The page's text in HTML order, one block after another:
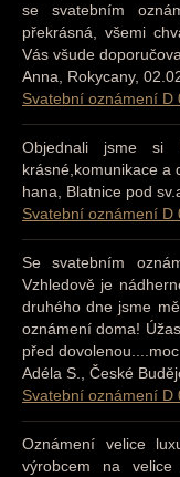
se svatebním
překrásná, všemi
Vás všude
Anna, Rokycany,
Svatební oznámení D
Objednali jsme si
krásné,komunikace a
hana, Blatnice pod
Svatební oznámení D
Se svatebním
Vzhledově je
druhého dne jsme
oznámení doma!
před
Adéla S., České
Svatební oznámení D
Oznámení velice
výrobcem na